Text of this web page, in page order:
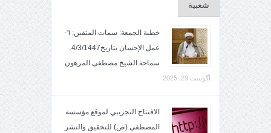
شعبية
خطبة الجمعة: سمات المتقين: ٦-
عمل الإحسان بتاريخ4/3/1447.
سماحة الشيخ مصطفى المرهون
آگوست 29, 2025
الافتتاح التجريبي لموقع مؤسسة
المصطفى (ص) للتحقيق والنشر